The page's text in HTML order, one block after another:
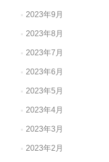
2023年9月
2023年8月
2023年7月
2023年6月
2023年5月
2023年4月
2023年3月
2023年2月